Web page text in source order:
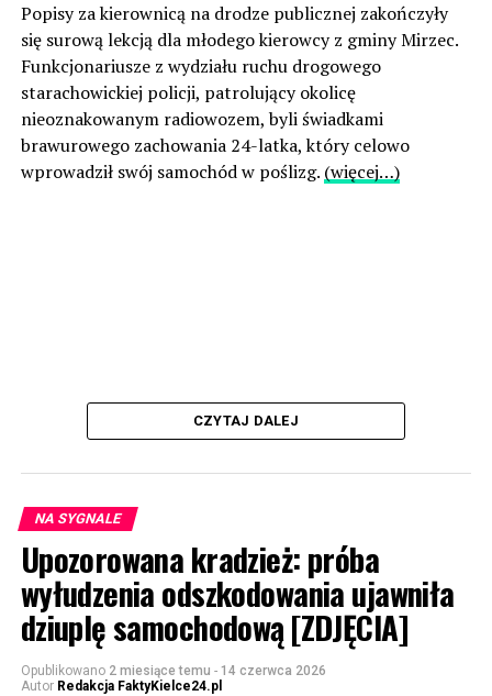
Popisy za kierownicą na drodze publicznej zakończyły
się surową lekcją dla młodego kierowcy z gminy Mirzec.
Funkcjonariusze z wydziału ruchu drogowego
starachowickiej policji, patrolujący okolicę
nieoznakowanym radiowozem, byli świadkami
brawurowego zachowania 24-latka, który celowo
wprowadził swój samochód w poślizg. (więcej…)
CZYTAJ DALEJ
NA SYGNALE
Upozorowana kradzież: próba
wyłudzenia odszkodowania ujawniła
dziuplę samochodową [ZDJĘCIA]
Opublikowano 2 miesiące temu - 14 czerwca 2026
Autor Redakcja FaktyKielce24.pl